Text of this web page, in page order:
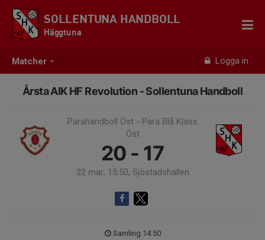
Matcher Logga in
SOLLENTUNA HANDBOLL
Häggtuna
Årsta AIK HF Revolution - Sollentuna Handboll
Parahandboll Öst - Para Blå Klass
Öst
20 - 17
22 mar, 15:50, Sjöstadshallen
Samling 14:50